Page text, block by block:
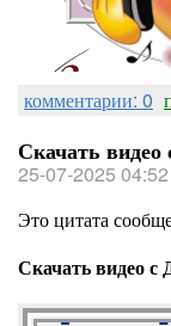
комментарии: 0
Скачать видео
25-07-2025 04:52
Это цитата
Скачать видео с